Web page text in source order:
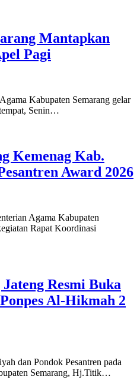
Mantapkan
Pagi
Kabupaten Semarang gelar
Senin…
Kemenag Kab.
Award 2026
Agama Kabupaten
Rapat Koordinasi
Resmi Buka
Al-Hikmah 2
dan Pondok Pesantren pada
Semarang, Hj.Titik…